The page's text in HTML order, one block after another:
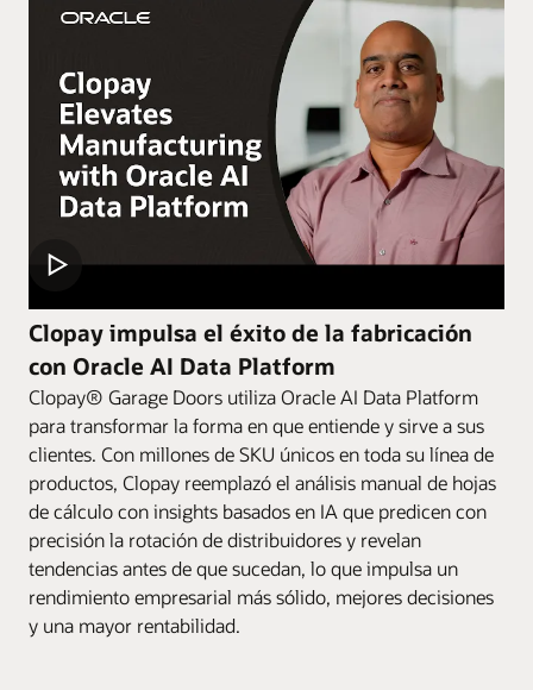
Clopay impulsa el éxito de la fabricación
con Oracle AI Data Platform
Clopay® Garage Doors utiliza Oracle AI Data Platform
para transformar la forma en que entiende y sirve a sus
clientes. Con millones de SKU únicos en toda su línea de
productos, Clopay reemplazó el análisis manual de hojas
de cálculo con insights basados en IA que predicen con
precisión la rotación de distribuidores y revelan
tendencias antes de que sucedan, lo que impulsa un
rendimiento empresarial más sólido, mejores decisiones
y una mayor rentabilidad.